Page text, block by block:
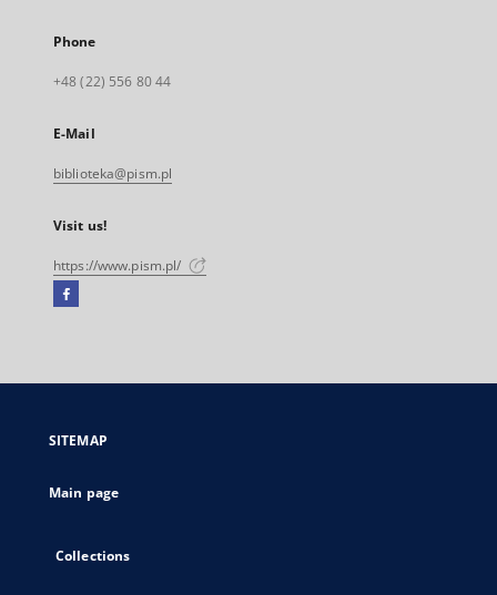
Phone
+48 (22) 556 80 44
E-Mail
biblioteka@pism.pl
Visit us!
https://www.pism.pl/
Facebook
open
new
SITEMAP
Main page
Collections